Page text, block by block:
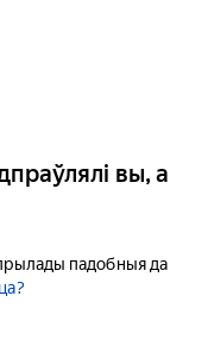
вы, а
падобныя да